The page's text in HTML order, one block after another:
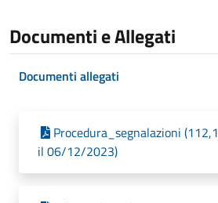
Documenti e Allegati
Documenti allegati
Procedura_segnalazioni
il 06/12/2023)